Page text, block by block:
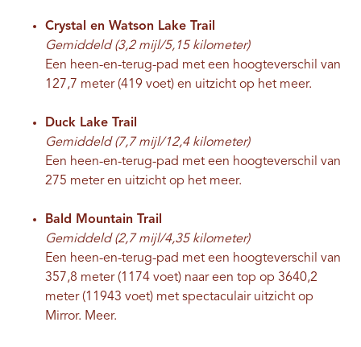
Crystal en Watson Lake Trail
Gemiddeld (3,2 mijl/5,15 kilometer)
Een heen-en-terug-pad met een hoogteverschil van
127,7 meter (419 voet) en uitzicht op het meer.
Duck Lake Trail
Gemiddeld (7,7 mijl/12,4 kilometer)
Een heen-en-terug-pad met een hoogteverschil van
275 meter en uitzicht op het meer.
Bald Mountain Trail
Gemiddeld (2,7 mijl/4,35 kilometer)
Een heen-en-terug-pad met een hoogteverschil van
357,8 meter (1174 voet) naar een top op 3640,2
meter (11943 voet) met spectaculair uitzicht op
Mirror. Meer.